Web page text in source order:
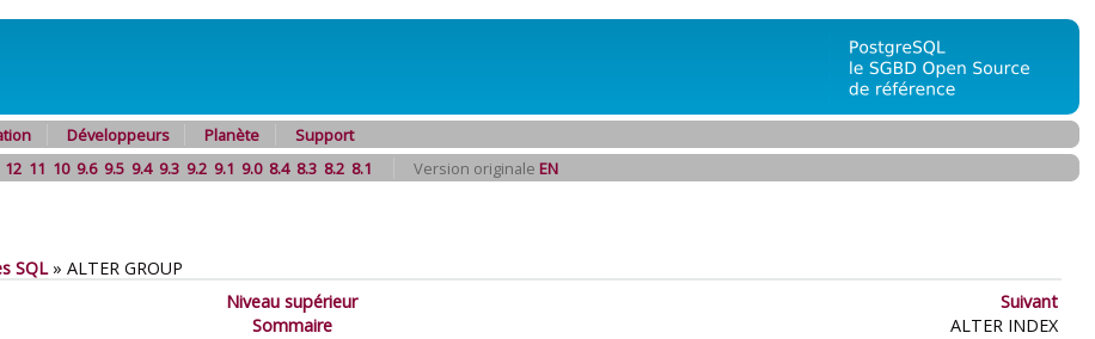
Développeurs Planète
Support
12 11 10 9.6 9.5 9.4 9.3 9.2 9.1 9.0 8.4 8.3 8.2 8.1 Version originale EN
SQL» ALTER GROUP
Niveau supérieur
Suivant
Sommaire ALTER INDEX